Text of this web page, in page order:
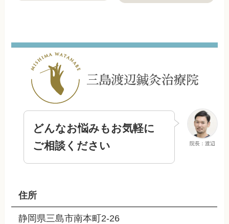
院長：渡辺
どんなお悩みもお気軽に
ご相談ください
住所
静岡県三島市南本町2-26